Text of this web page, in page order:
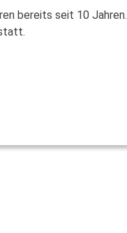
bereits seit 10 Jahren.